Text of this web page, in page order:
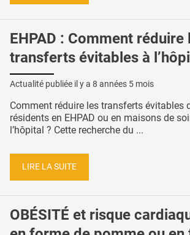
EHPAD : Comment réduire
transferts évitables à
Actualité publiée il y a 8 années 5 mois
Comment réduire les transferts évitables
résidents en EHPAD ou en maisons de
l’hôpital ? Cette recherche du ...
LIRE LA SUITE
OBÉSITÉ et risque